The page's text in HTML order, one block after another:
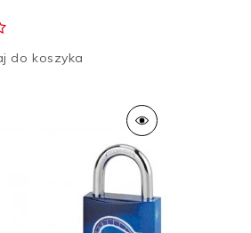
do koszyka